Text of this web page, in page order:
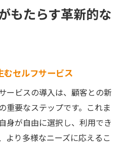
もたらす革新的な
むセルフサービス
ービスの導入は、顧客との新
重要なステップです。これま
身が自由に選択し、利用でき
より多様なニーズに応えるこ